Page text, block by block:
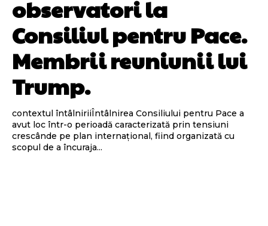
observatori la
Consiliul pentru Pace.
Membrii reuniunii lui
Trump.
contextul întâlniriiÎntâlnirea Consiliului pentru Pace a
avut loc într-o perioadă caracterizată prin tensiuni
crescânde pe plan internațional, fiind organizată cu
scopul de a încuraja...